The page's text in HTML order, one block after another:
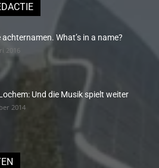
What’s in a name?
2016
Und die Musik spielt weiter
2014